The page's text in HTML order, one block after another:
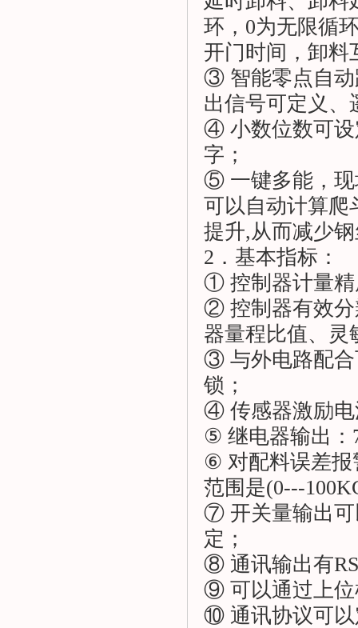
环，0为无限循
开门时间，卸料
③ 智能零点自动
出信号可定义、
④ 小数位数可设
字；
⑤ 一键多能，现
可以自动计算爬
提升,从而减少
2．基本指标：
① 控制器计量精
② 控制器有效分
器量程比值、灵
③ 与外电路配合
锁；
④ 传感器激励电
⑤ 继电器输出
⑥ 对配料误差报
范围是(0---
⑦ 开关量输出可
定；
⑧ 通讯输出有
⑨ 可以通过上位
⑩ 通讯协议可以